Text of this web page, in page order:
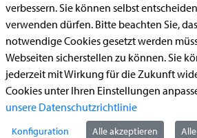
Aufenthaltserlaubnis
Bauantrag
Begleitetes Fahren ab 17 (Erstantrag)
Führerschein (Umtausch)
Reiterplakette (Verlängerungsantrag
Ummeldung zugelassenes Fahrzeug
verbessern. Sie können selbst
verwenden dürfen. Bitte beachten Sie,
notwendige Cookies gesetzt werden
Webseiten sicherstellen zu können. Sie
jederzeit mit Wirkung für die Zukunft
Cookies unter Ihren Einstellungen
unsere Datenschutzrichtlinie
Konfiguration Alle akzeptieren